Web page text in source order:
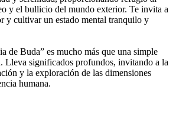
y el bullicio del mundo exterior. Te invita a
y cultivar un estado mental tranquilo y
de Buda” es mucho más que una simple
Lleva significados profundos, invitando a la
y la exploración de las dimensiones
humana.